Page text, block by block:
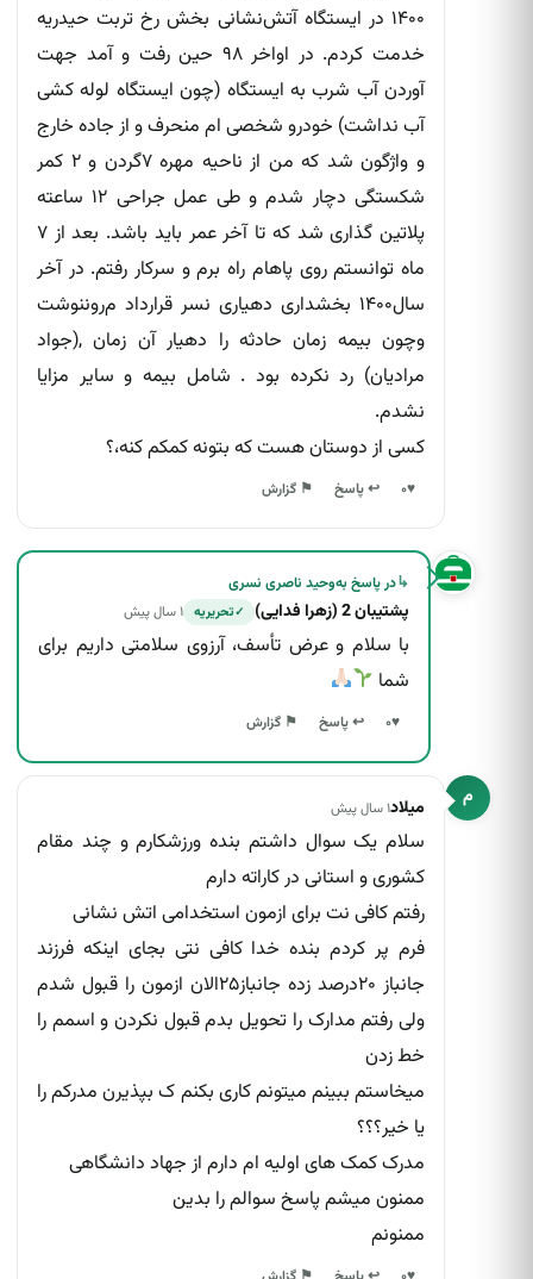
۱۴۰۰ در ایستگاه آتش‌نشانی بخش رخ تربت حیدریه
خدمت کردم. در اواخر ۹۸ حین رفت و آمد جهت
آوردن آب شرب به ایستگاه (چون ایستگاه لوله کشی
آب نداشت) خودرو شخصی ام منحرف و از جاده خارج
و واژگون شد که من از ناحیه مهره ۷گردن و ۲ کمر
شکستگی دچار شدم و طی عمل جراحی ۱۲ ساعته
پلاتین گذاری شد که تا آخر عمر باید باشد. بعد از ۷
ماه توانستم روی پاهام راه برم و سرکار رفتم. در آخر
سال۱۴۰۰ بخشداری دهیاری نسر قرارداد م‌رو‌ننوشت
و‌چون بیمه زمان حادثه را دهیار آن زمان ,(جواد
مرادیان) رد نکرده بود . شامل بیمه و سایر مزایا
نشدم.‌
کسی از دوستان هست که بتونه کمکم کنه،؟
♥۰ ↩ پاسخ ⚑ گزارش
↳در پاسخ بهوحید ناصری نسری
پشتیبان 2 (زهرا فدایی) ✓تحریریه ۱ سال پیش
با سلام و عرض تأسف، آرزوی سلامتی داریم برای
شما
♥۰ ↩ پاسخ ⚑ گزارش
م میلاد۱ سال پیش
سلام یک سوال داشتم بنده ورزشکارم و چند مقام
کشوری و استانی در کاراته دارم
رفتم کافی نت برای ازمون استخدامی اتش نشانی
فرم پر کردم بنده خدا کافی نتی بجای اینکه فرزند
جانباز ۲۰درصد زده جانباز۲۵الان ازمون را قبول شدم
ولی رفتم مدارک را تحویل بدم قبول نکردن و اسمم را
خط زدن
میخاستم ببینم میتونم کاری بکنم ک بپذیرن مدرکم را
یا خیر؟؟؟
مدرک کمک های اولیه ام دارم از جهاد دانشگاهی
ممنون میشم پاسخ سوالم را بدین
ممنونم
اسپم یا تبلیغات
محتوای توهین‌آمیز
اطلاعات نادرست
موارد دیگر
نام و ایمیلم را به خاطر بسپار
انصراف
ارسال گزارش